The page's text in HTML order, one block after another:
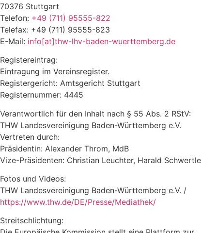
70376 Stuttgart
Telefon: +49 (711) 95555-822
Telefax: +49 (711) 95555-823
E-Mail: info[at]thw-lhv-baden-wuerttemberg.de
Registereintrag:
Eintragung im Vereinsregister.
Registergericht: Amtsgericht Stuttgart
Registernummer: 4445
Verantwortlich für den Inhalt nach § 55 Abs. 2 RStV:
THW Landesvereinigung Baden-Württemberg e.V.
Vertreten durch:
Präsidentin: Alexander Throm, MdB
Vize-Präsidenten: Christian Leuchter, Harald Schwertle
Fotos und Videos:
THW Landesvereinigung Baden-Württemberg e.V. /
https://www.thw.de/DE/Presse/Mediathek/
Streitschlichtung: